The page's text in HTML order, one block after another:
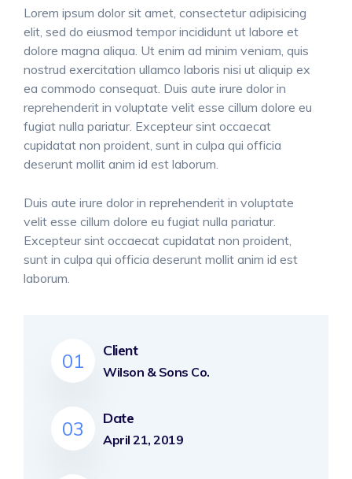
Lorem ipsum dolor sit amet, consectetur adipisicing
elit, sed do eiusmod tempor incididunt ut labore et
dolore magna aliqua. Ut enim ad minim veniam, quis
nostrud exercitation ullamco laboris nisi ut aliquip ex
ea commodo consequat. Duis aute irure dolor in
reprehenderit in voluptate velit esse cillum dolore eu
fugiat nulla pariatur. Excepteur sint occaecat
cupidatat non proident, sunt in culpa qui officia
deserunt mollit anim id est laborum.
Duis aute irure dolor in reprehenderit in voluptate
velit esse cillum dolore eu fugiat nulla pariatur.
Excepteur sint occaecat cupidatat non proident,
sunt in culpa qui officia deserunt mollit anim id est
laborum.
01 Client
Wilson & Sons Co.
03 Date
April 21, 2019